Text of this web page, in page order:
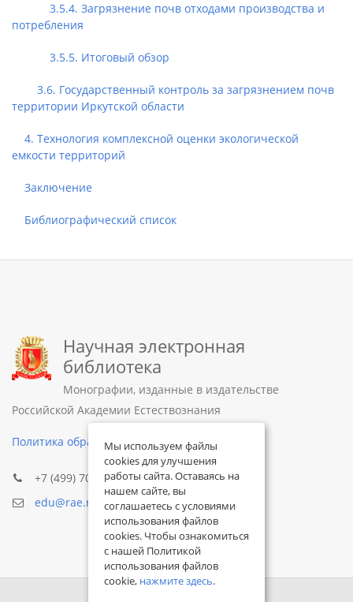
3.5.4. Загрязнение почв отходами производства и
потребления
3.5.5. Итоговый обзор
3.6. Государственный контроль за загрязнением почв
территории Иркутской области
4. Технология комплексной оценки экологической
емкости территорий
Заключение
Библиографический список
Научная электронная
библиотека
Монографии, изданные в издательстве
Российской Академии Естествознания
Политика обработки персональных данных
+7 (499) 705-72-30
edu@rae.ru
Мы используем файлы
cookies для улучшения
работы сайта. Оставаясь на
нашем сайте, вы
соглашаетесь с условиями
использования файлов
cookies. Чтобы ознакомиться
с нашей Политикой
использования файлов
cookie, нажмите здесь.